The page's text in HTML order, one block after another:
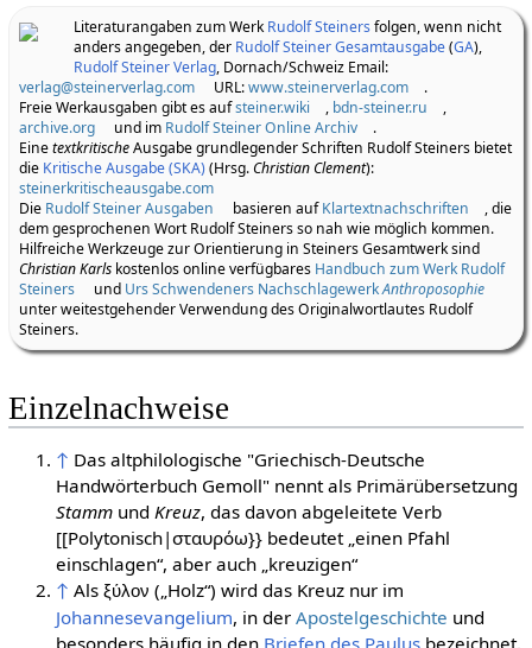
Literaturangaben zum WerkRudolf Steinersfolgen, wenn nicht
anders angegeben, der Rudolf Steiner Gesamtausgabe(GA),
Rudolf Steiner Verlag, Dornach/Schweiz Email:
verlag@steinerverlag.com
URL:www.steinerverlag.com
.
Freie Werkausgaben gibt es aufsteiner.wiki , bdn-steiner.ru
,
archive.org
und im Rudolf Steiner Online Archiv
.
EinetextkritischeAusgabe grundlegender Schriften Rudolf Steiners bietet
die Kritische Ausgabe (SKA)(Hrsg.Christian Clement):
steinerkritischeausgabe.com
Die Rudolf Steiner Ausgaben basieren aufKlartextnachschriften
, die
dem gesprochenen Wort Rudolf Steiners so nah wie möglich kommen.
Hilfreiche Werkzeuge zur Orientierung in Steiners Gesamtwerk sind
Christian Karlskostenlos online verfügbares Handbuch zum Werk Rudolf
Steiners
und Urs Schwendeners NachschlagewerkAnthroposophie
unter weitestgehender Verwendung des Originalwortlautes Rudolf
Steiners.
Einzelnachweise
↑ Das altphilologische "Griechisch-Deutsche
Handwörterbuch Gemoll" nennt als Primärübersetzung
Stammund Kreuz, das davon abgeleitete Verb
[[Polytonisch|σταυρόω}} bedeutet „einen Pfahl
einschlagen“, aber auch „kreuzigen“
↑ Als ξύλον („Holz“) wird das Kreuz nur im
Johannesevangelium, in der Apostelgeschichte und